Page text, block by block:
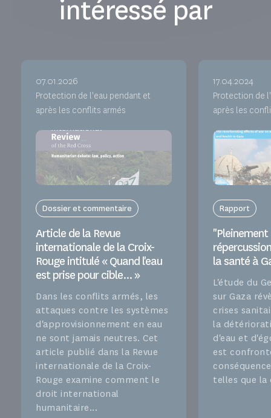
intéressé par
07.01.2026
Protection de l'eau pendant et
après les conflits armés
Dossier et commentaire
Article de la Revue
internationale de la Croix-
Rouge intitulé « Quand l'eau
est prise pour cible... »
Dans les conflits armés, les
attaques contre les systèmes
d'approvisionnement en eau
ne sont jamais neutres. Cet
article publié dans la Revue
internationale de la Croix-
Rouge examine comment le
droit international
humanitaire...
17.04.2024
Protection de
après les
Rapport
la santé à
L'étude du
sur Gaza
crises
la
d'eau et
est
telles que